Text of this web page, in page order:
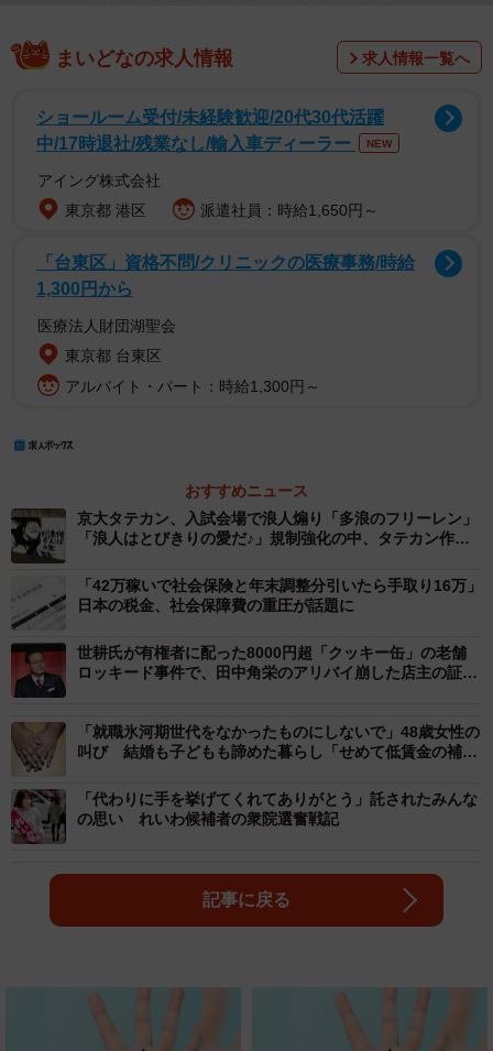
まいどなの求人情報 求人情報一覧へ
ショールーム受付/未経験歓迎/20代30代活躍
中/17時退社/残業なし/輸入車ディーラー
NEW
アイング株式会社
東京都 港区
派遣社員：時給1,650円～
「台東区」資格不問/クリニックの医療事務/時給
1,300円から
医療法人財団湖聖会
東京都 台東区
アルバイト・パート：時給1,300円～
おすすめニュース
京大タテカン、入試会場で浪人煽り「多浪のフリーレン」
「浪人はとびきりの愛だ♪」規制強化の中、タテカン作る
「42万稼いで社会保険と年末調整分引いたら手取り16万」
日本の税金、社会保障費の重圧が話題に
世耕氏が有権者に配った8000円超「クッキー缶」の老舗
ロッキード事件で、田中角栄のアリバイ崩した店主の証言
「就職氷河期世代をなかったものにしないで」48歳女性の
叫び 結婚も子どもも諦めた暮らし「せめて低賃金の補償
「代わりに手を挙げてくれてありがとう」託されたみんな
の思い れいわ候補者の衆院選奮戦記
記事に戻る